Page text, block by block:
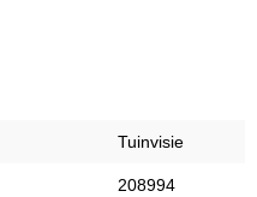
Tuinvisie
208994